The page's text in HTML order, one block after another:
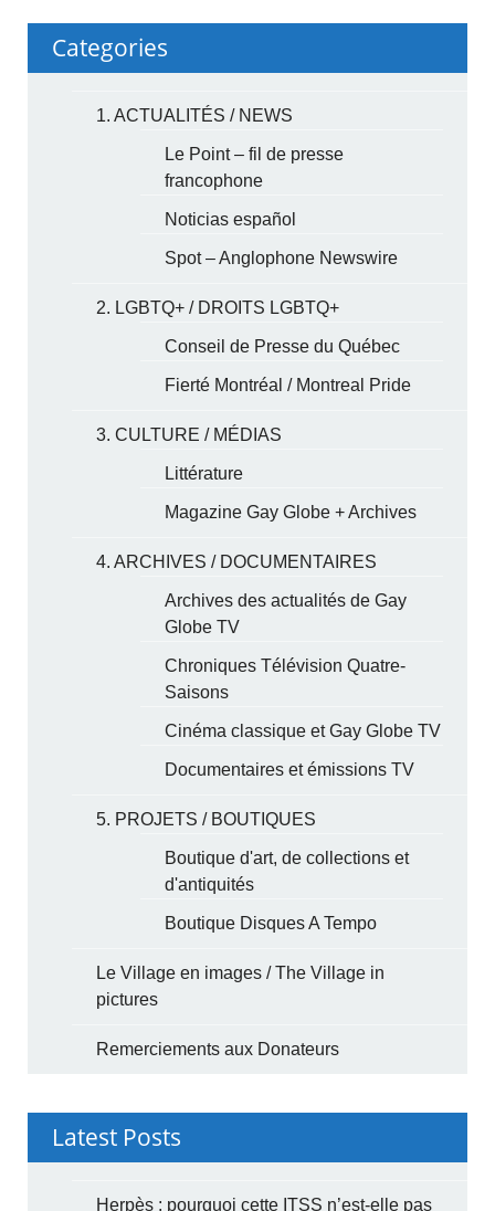
Categories
1. ACTUALITÉS / NEWS
Le Point – fil de presse
francophone
Noticias español
Spot – Anglophone Newswire
2. LGBTQ+ / DROITS LGBTQ+
Conseil de Presse du Québec
Fierté Montréal / Montreal Pride
3. CULTURE / MÉDIAS
Littérature
Magazine Gay Globe + Archives
4. ARCHIVES / DOCUMENTAIRES
Archives des actualités de Gay
Globe TV
Chroniques Télévision Quatre-
Saisons
Cinéma classique et Gay Globe TV
Documentaires et émissions TV
5. PROJETS / BOUTIQUES
Boutique d'art, de collections et
d'antiquités
Boutique Disques A Tempo
Le Village en images / The Village in
pictures
Remerciements aux Donateurs
Latest Posts
Herpès : pourquoi cette ITSS n’est-elle pas